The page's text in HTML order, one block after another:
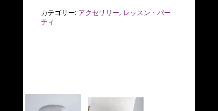
カテゴリー: アクセサリー, レッスン・パー
ティ